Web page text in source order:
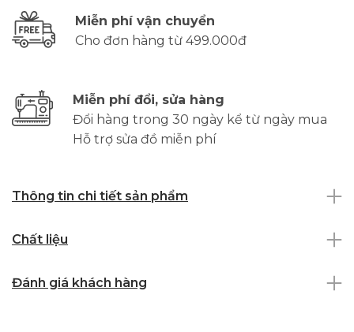
Miễn phí vận chuyển
Cho đơn hàng từ 499.000đ
Miễn phí đổi, sửa hàng
Đổi hàng trong 30 ngày kể từ ngày mua
Hỗ trợ sửa đồ miễn phí
Thông tin chi tiết sản phẩm
Chất liệu
Đánh giá khách hàng